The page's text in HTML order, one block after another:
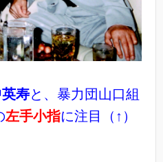
英寿と、暴力団山口組
左手小指に注目（↑）